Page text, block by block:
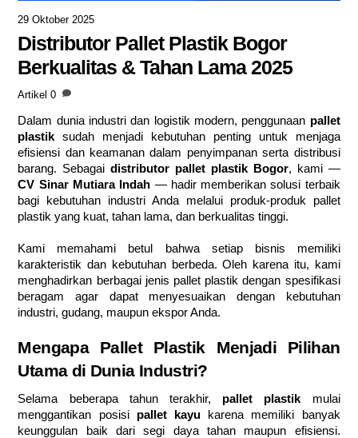
29 Oktober 2025
Distributor Pallet Plastik Bogor
Berkualitas & Tahan Lama 2025
Artikel 0
Dalam dunia industri dan logistik modern, penggunaan pallet
plastik sudah menjadi kebutuhan penting untuk menjaga
efisiensi dan keamanan dalam penyimpanan serta distribusi
barang. Sebagaidistributor pallet plastik Bogor, kami —
CV Sinar Mutiara Indah — hadir memberikan solusi terbaik
bagi kebutuhan industri Anda melalui produk-produk pallet
plastik yang kuat, tahan lama, dan berkualitas tinggi.
Kami memahami betul bahwa setiap bisnis memiliki
karakteristik dan kebutuhan berbeda. Oleh karena itu, kami
menghadirkan berbagai jenis pallet plastik dengan spesifikasi
beragam agar dapat menyesuaikan dengan kebutuhan
industri, gudang, maupun ekspor Anda.
Mengapa Pallet Plastik Menjadi Pilihan
Utama di Dunia Industri?
Selama beberapa tahun terakhir, pallet plastik mulai
menggantikan posisi pallet kayu karena memiliki banyak
keunggulan baik dari segi daya tahan maupun efisiensi.